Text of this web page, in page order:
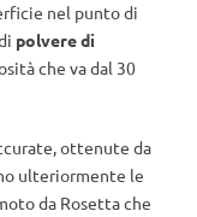
nel punto di
polvere di
che va dal 30
ottenute da
ulteriormente le
da Rosetta che